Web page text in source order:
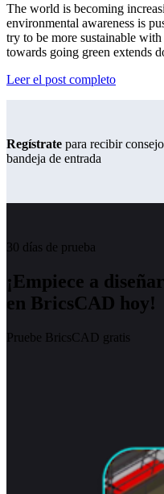
The world is becoming
environmental awareness is
try to be more sustainable
towards going green extends
Leer el post completo
Regístrate para recibir
bandeja de entrada
30 días de prueba
¡Empiece a diseñar
en BricsCAD hoy!
Pruebe BricsCAD gratis